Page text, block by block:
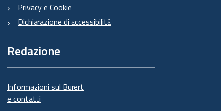
Privacy e Cookie
Dichiarazione di accessibilità
Redazione
Informazioni sul Burert
e contatti